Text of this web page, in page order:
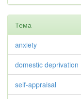
Тема
anxiety
domestic deprivation
self-appraisal